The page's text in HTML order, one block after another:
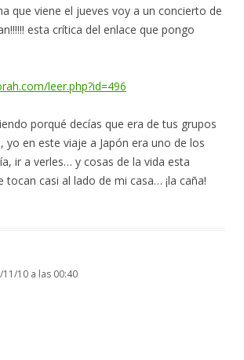
que viene el jueves voy a un concierto de
esta crítica del enlace que pongo
leer.php?id=496
porqué decías que era de tus grupos
yo en este viaje a Japón era uno de los
ir a verles… y cosas de la vida esta
tocan casi al lado de mi casa… ¡la caña!
11/10 a las 00:40